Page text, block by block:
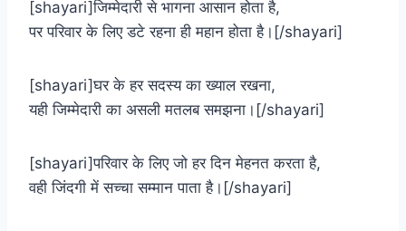
[shayari]जिम्मेदारी से भागना आसान होता है,
पर परिवार के लिए डटे रहना ही महान होता है।[/shayari]
[shayari]घर के हर सदस्य का ख्याल रखना,
यही जिम्मेदारी का असली मतलब समझना।[/shayari]
[shayari]परिवार के लिए जो हर दिन मेहनत करता है,
वही जिंदगी में सच्चा सम्मान पाता है।[/shayari]